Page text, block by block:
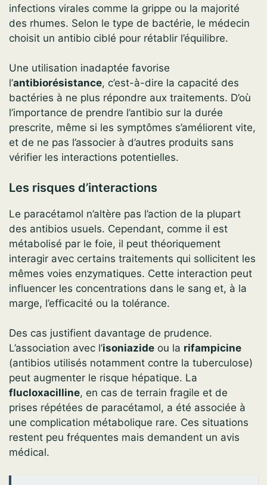
infections virales comme la grippe ou la majorité
des rhumes. Selon le type de bactérie, le médecin
choisit un antibio ciblé pour rétablir l’équilibre.
Une utilisation inadaptée favorise
l’antibiorésistance, c’est-à-dire la capacité des
bactéries à ne plus répondre aux traitements. D’où
l’importance de prendre l’antibio sur la durée
prescrite, même si les symptômes s’améliorent vite,
et de ne pas l’associer à d’autres produits sans
vérifier les interactions potentielles.
Les risques d’interactions
Le paracétamol n’altère pas l’action de la plupart
des antibios usuels. Cependant, comme il est
métabolisé par le foie, il peut théoriquement
interagir avec certains traitements qui sollicitent les
mêmes voies enzymatiques. Cette interaction peut
influencer les concentrations dans le sang et, à la
marge, l’efficacité ou la tolérance.
Des cas justifient davantage de prudence.
L’association avec l’isoniazide ou la rifampicine
(antibios utilisés notamment contre la tuberculose)
peut augmenter le risque hépatique. La
flucloxacilline, en cas de terrain fragile et de
prises répétées de paracétamol, a été associée à
une complication métabolique rare. Ces situations
restent peu fréquentes mais demandent un avis
médical.